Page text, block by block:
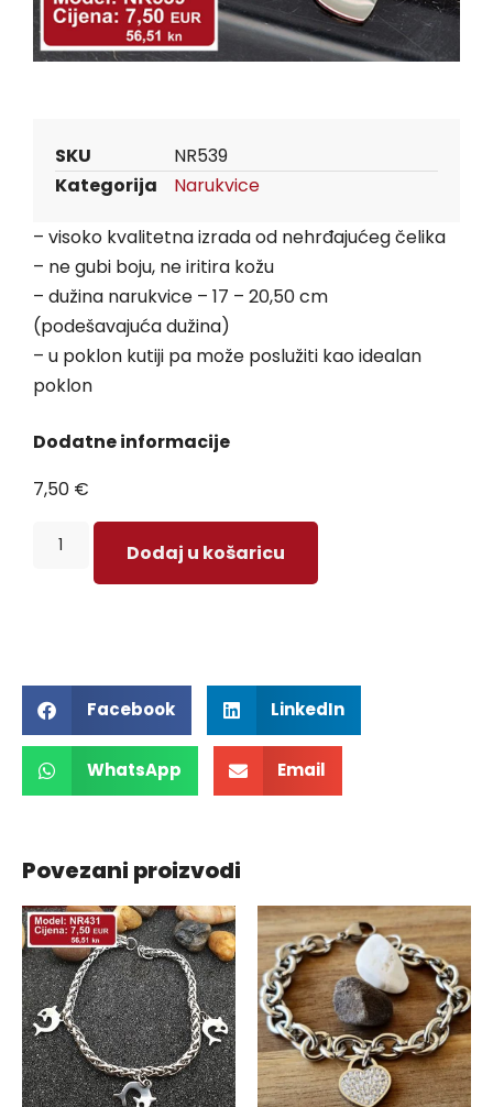
SKU NR539
Kategorija Narukvice
– visoko kvalitetna izrada od nehrđajućeg čelika
– ne gubi boju, ne iritira kožu
– dužina narukvice – 17 – 20,50 cm
(podešavajuća dužina)
– u poklon kutiji pa može poslužiti kao idealan
poklon
Dodatne informacije
7,50 €
Dodaj u košaricu
Facebook LinkedIn
WhatsApp Email
Povezani proizvodi